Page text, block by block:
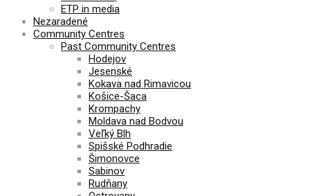
ETP in media
Nezaradené
Community Centres
Past Community Centres
Hodejov
Jesenské
Kokava nad Rimavicou
Košice-Šaca
Krompachy
Moldava nad Bodvou
Veľký Blh
Spišské Podhradie
Šimonovce
Sabinov
Rudňany